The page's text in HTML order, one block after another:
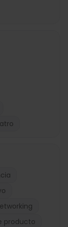
producto